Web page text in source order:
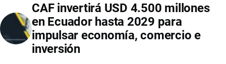
MILLONES
PARA
FORTALECER
LA
CAF invertirá USD 4.500 millones
en Ecuador hasta 2029 para
impulsar economía, comercio e
inversión